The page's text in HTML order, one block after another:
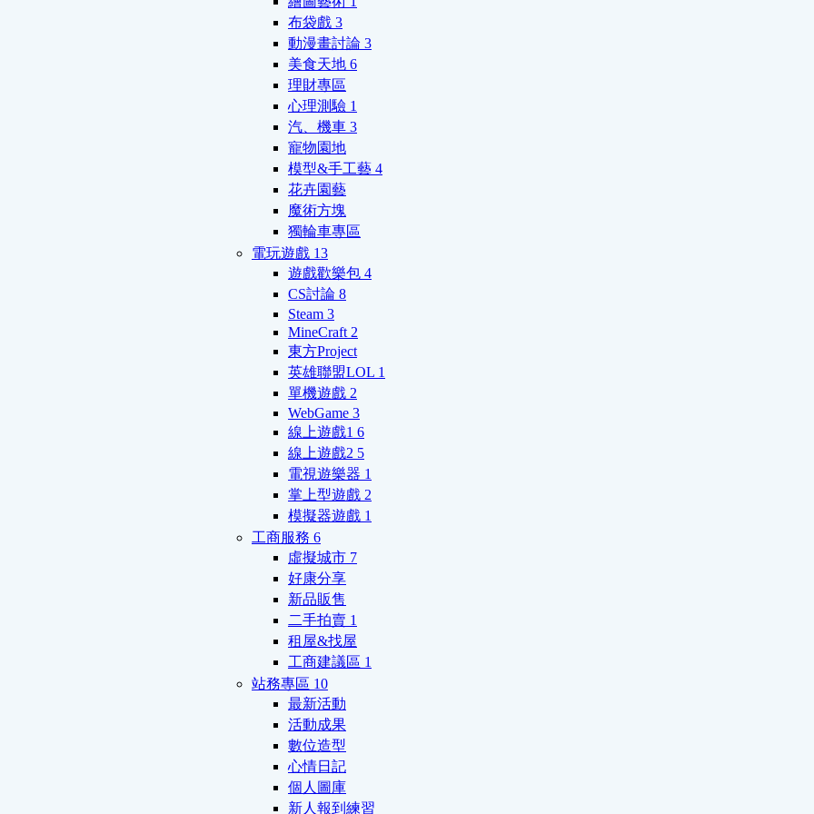
布袋戲 3
動漫畫討論 3
美食天地 6
理財專區
心理測驗 1
汽、機車 3
寵物園地
模型&手工藝 4
花卉園藝
魔術方塊
獨輪車專區
電玩遊戲 13
遊戲歡樂包 4
CS討論 8
Steam 3
MineCraft 2
東方Project
英雄聯盟LOL 1
單機遊戲 2
WebGame 3
線上遊戲1 6
線上遊戲2 5
電視遊樂器 1
掌上型遊戲 2
模擬器遊戲 1
工商服務 6
虛擬城市 7
好康分享
新品販售
二手拍賣 1
租屋&找屋
工商建議區 1
站務專區 10
最新活動
活動成果
數位造型
心情日記
個人圖庫
新人報到練習